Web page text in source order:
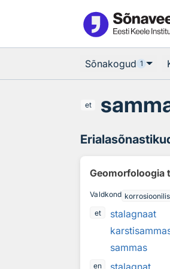
Sõnakogud 1
et
Geomorfoloogia
Valdkond
et
stalagnaat
sammas
en
stalagnat